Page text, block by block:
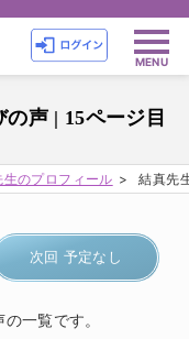
声 | 15ページ目
生のプロフィール 結真先
次回 予定なし
一覧です。